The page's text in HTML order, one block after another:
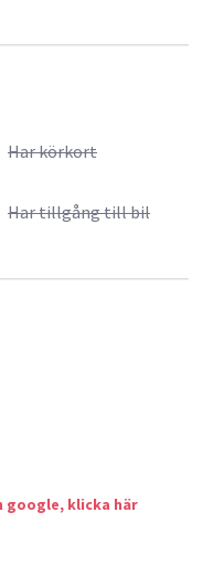
Har körkort
Har tillgång till bil
klicka här